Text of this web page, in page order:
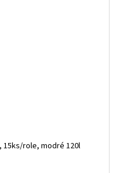
15ks/role, modré 120l